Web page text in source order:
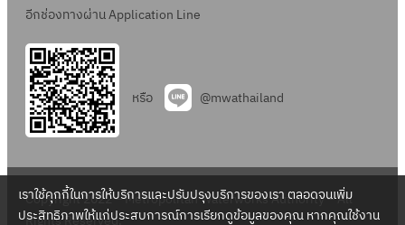
อีกช่องทางผ่าน Application Line
หรือ @mwathailand
Copyright 2022 – Metropolitan Waterworks Authority – All
เราใช้คุกกี้ในการให้บริการและปรับปรุงบริการของเรา ตลอดจนเพิ่ม
ประสิทธิภาพให้แก่ประสบการณ์การเรียกดูข้อมูลของคุณ หากคุณใช้งาน